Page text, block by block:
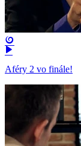
Aféry 2 vo finále!